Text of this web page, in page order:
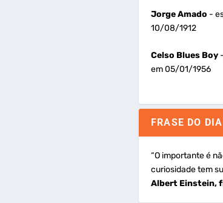
Jorge Amado -
10/08/1912
Celso Blues Boy-
em 05/01/1956
FRASE DO DIA
“O importante é
curiosidade tem
Albert Einstein,